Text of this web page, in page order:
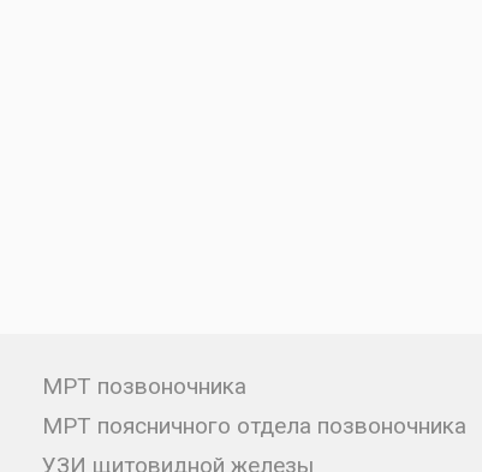
МРТ позвоночника
МРТ поясничного отдела позвоночника
УЗИ щитовидной железы